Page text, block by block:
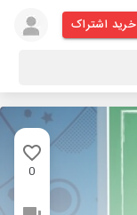
خرید اشتراک
0